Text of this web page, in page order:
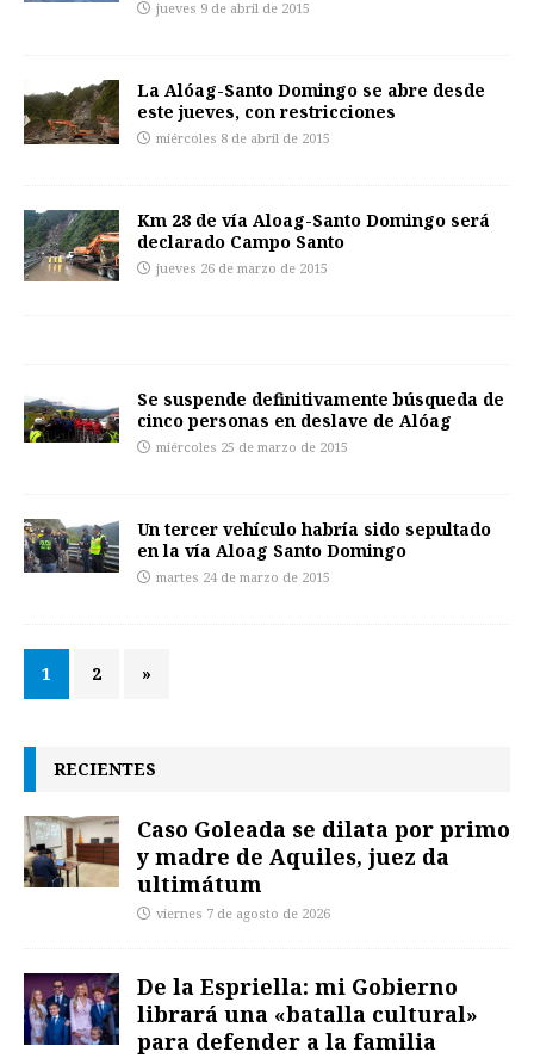
jueves 9 de abril de 2015
La Alóag-Santo Domingo se abre desde
este jueves, con restricciones
miércoles 8 de abril de 2015
Km 28 de vía Aloag-Santo Domingo será
declarado Campo Santo
jueves 26 de marzo de 2015
Se suspende definitivamente búsqueda de
cinco personas en deslave de Alóag
miércoles 25 de marzo de 2015
Un tercer vehículo habría sido sepultado
en la vía Aloag Santo Domingo
martes 24 de marzo de 2015
1 2 »
RECIENTES
Caso Goleada se dilata por primo
y madre de Aquiles, juez da
ultimátum
viernes 7 de agosto de 2026
De la Espriella: mi Gobierno
librará una «batalla cultural»
para defender a la familia